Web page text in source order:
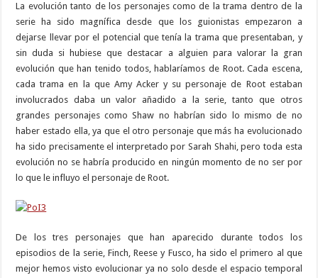
La evolución tanto de los personajes como de la trama dentro de la
serie ha sido magnífica desde que los guionistas empezaron a
dejarse llevar por el potencial que tenía la trama que presentaban, y
sin duda si hubiese que destacar a alguien para valorar la gran
evolución que han tenido todos, hablaríamos de Root. Cada escena,
cada trama en la que Amy Acker y su personaje de Root estaban
involucrados daba un valor añadido a la serie, tanto que otros
grandes personajes como Shaw no habrían sido lo mismo de no
haber estado ella, ya que el otro personaje que más ha evolucionado
ha sido precisamente el interpretado por Sarah Shahi, pero toda esta
evolución no se habría producido en ningún momento de no ser por
lo que le influyo el personaje de Root.
De los tres personajes que han aparecido durante todos los
episodios de la serie, Finch, Reese y Fusco, ha sido el primero al que
mejor hemos visto evolucionar ya no solo desde el espacio temporal